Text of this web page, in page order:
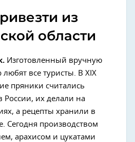
из
области
Изготовленный вручную
все туристы. В XIX
пряники считались
их делали на
а рецепты хранили в
Сегодня производством
арахисом и цукатами